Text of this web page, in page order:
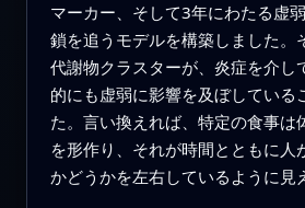
マーカー、そして3年にわたる虚
鎖を追うモデルを構築しました。
代謝物クラスターが、炎症を介し
的にも虚弱に影響を及ぼしている
た。言い換えれば、特定の食事は
を形作り、それが時間とともに人
かどうかを左右しているように見